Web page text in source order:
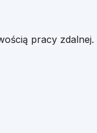
pracy zdalnej.